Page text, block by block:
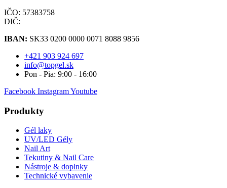
IČO: 57383758
DIČ:
IBAN: SK33 0200 0000 0071 8088 9856
+421 903 924 697
info@topgel.sk
Pon - Pia: 9:00 - 16:00
Facebook InstagramYoutube
Produkty
Gél laky
UV/LED Gély
Nail Art
Tekutiny & Nail Care
Nástroje & doplnky
Technické vybavenie